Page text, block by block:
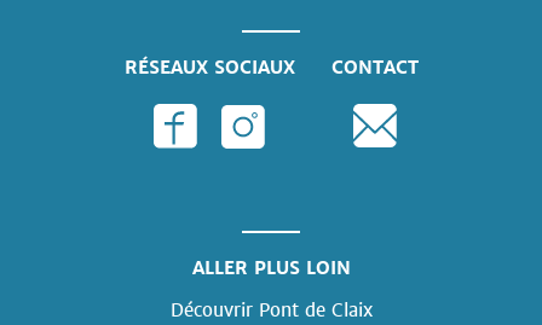
RÉSEAUX SOCIAUX CONTACT
ALLER PLUS LOIN
Découvrir Pont de Claix